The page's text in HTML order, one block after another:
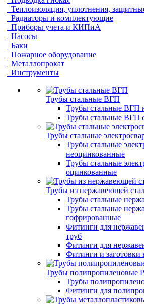
Теплоизоляция, уплотнения,
Радиаторы и комплектующие
Приборы учета и КИПиА
Насосы
Баки
Пожарное оборудование
Металлопрокат
Инструменты
Трубы стальные ВГП
Трубы стальные ВГП
Трубы стальные ВГП
Трубы стальные
Трубы стальные
неоцинкованные
Трубы стальные
оцинкованные
Трубы из нержавеющей
Трубы стальные
Трубы стальные
гофрированные
Фитинги для
труб
Фитинги для
Фитинги и
Трубы полипропиленовые
Трубы
Фитинги для